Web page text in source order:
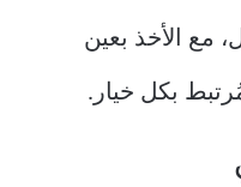
مع الأخذ بعين
بكل خيار.